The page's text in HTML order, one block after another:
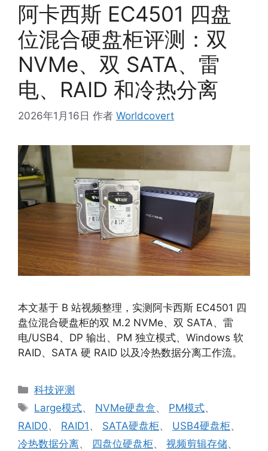
阿卡西斯 EC4501 四盘
位混合硬盘柜评测：双
NVMe、双 SATA、雷
电、RAID 和冷热分离
2026年1月16日 作者 Worldcovert
本文基于 B 站视频整理，实测阿卡西斯 EC4501 四
盘位混合硬盘柜的双 M.2 NVMe、双 SATA、雷
电/USB4、DP 输出、PM 独立模式、Windows 软
RAID、SATA 硬 RAID 以及冷热数据分离工作流。
分
类
科技评测
标
签
Large模式、 NVMe硬盘盒、 PM模式、
RAID0、 RAID1 、 SATA硬盘柜、 USB4硬盘柜、
冷热数据分离、 四盘位硬盘柜、 视频剪辑存储、